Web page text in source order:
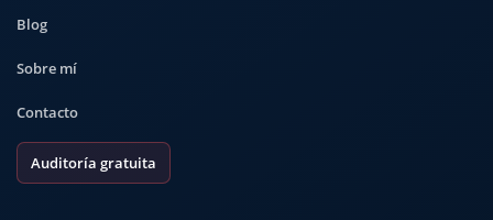
Blog
Sobre mí
Contacto
Auditoría gratuita